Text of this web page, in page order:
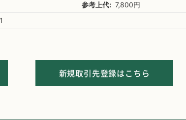
参考上代: 7,800円
新規取引先登録はこちら